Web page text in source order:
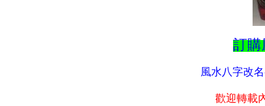
訂購
風水八字改
歡迎轉載